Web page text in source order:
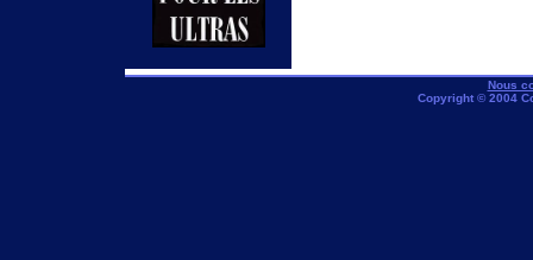
Nous
Copyright © 2004